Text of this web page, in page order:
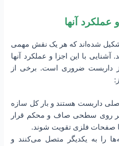
آنها
شده‌اند که هر یک نقش مهمی
آشنایی با این اجزا و عملکرد آنها
داربست ضروری است. برخی از
اصلی داربست هستند و بار کل سازه
بر روی سطحی صاف و محکم قرار
صفحات فلزی تقویت شوند.
را به یکدیگر متصل می‌کنند و